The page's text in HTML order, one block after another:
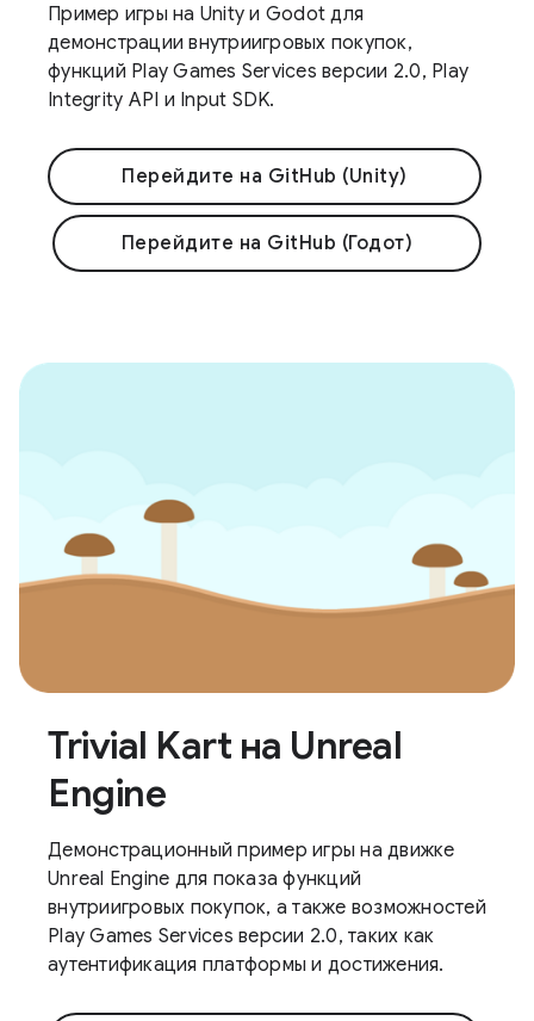
Пример игры на Unity и Godot для
демонстрации внутриигровых покупок,
функций Play Games Services версии 2.0, Play
Integrity API и Input SDK.
Перейдите на GitHub (Unity)
Перейдите на GitHub (Годот)
Trivial Kart на Unreal
Engine
Демонстрационный пример игры на движке
Unreal Engine для показа функций
внутриигровых покупок, а также возможностей
Play Games Services версии 2.0, таких как
аутентификация платформы и достижения.